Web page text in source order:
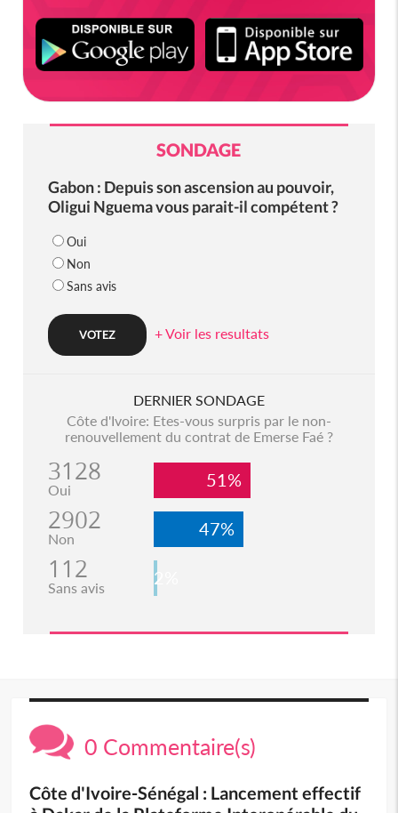
SONDAGE
Gabon : Depuis son ascension au pouvoir,
Oligui Nguema vous parait-il compétent ?
Oui
Non
Sans avis
+ Voir les resultats
DERNIER SONDAGE
Côte d'Ivoire: Etes-vous surpris par le non-
renouvellement du contrat de Emerse Faé ?
3128
Oui 51%
2902
Non 47%
112
Sans avis 2%
0 Commentaire(s)
Côte d'Ivoire-Sénégal : Lancement effectif